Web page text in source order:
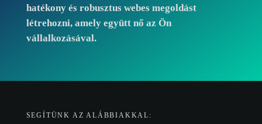
hatékony és robusztus webes megoldást
létrehozni, amely együtt nő az Ön
vállalkozásával.
SEGÍTÜNK AZ ALÁBBIAKKAL: